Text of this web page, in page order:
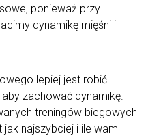
ponieważ przy
dynamikę mięśni i
lepiej jest robić
zachować dynamikę.
treningów biegowych
najszybciej i ile wam